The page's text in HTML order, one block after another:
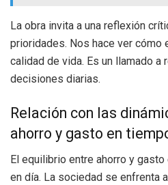
La obra invita a una reflexión
prioridades. Nos hace ver cómo
calidad de vida. Es un llamado a
decisiones diarias.
Relación con las
ahorro y gasto en
El equilibrio entre ahorro y
en día. La sociedad se enfrenta